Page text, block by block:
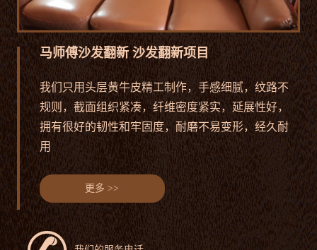
马师傅沙发翻新 沙发翻新项目
我们只用头层黄牛皮精工制作，手感细腻，纹路不
规则，截面组织紧凑，纤维密度紧实，延展性好，
拥有很好的韧性和牢固度，耐磨不易变形，经久耐
用
更多 >>